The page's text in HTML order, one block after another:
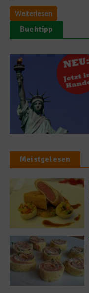
Weiterlesen
Buchtipp
Meistgelesen